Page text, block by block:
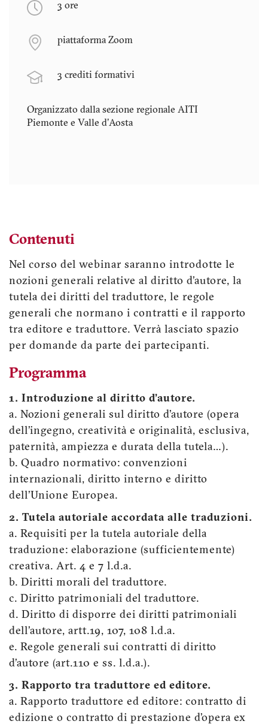
3 ore
piattaforma Zoom
3 crediti formativi
Organizzato dalla sezione regionale AITI
Piemonte e Valle d'Aosta
Contenuti
Nel corso del webinar saranno introdotte le
nozioni generali relative al diritto d’autore, la
tutela dei diritti del traduttore, le regole
generali che normano i contratti e il rapporto
tra editore e traduttore. Verrà lasciato spazio
per domande da parte dei partecipanti.
Programma
1. Introduzione al diritto d’autore.
a. Nozioni generali sul diritto d’autore (opera
dell’ingegno, creatività e originalità, esclusiva,
paternità, ampiezza e durata della tutela…).
b. Quadro normativo: convenzioni
internazionali, diritto interno e diritto
dell’Unione Europea.
2. Tutela autoriale accordata alle traduzioni.
a. Requisiti per la tutela autoriale della
traduzione: elaborazione (sufficientemente)
creativa. Art. 4 e 7 l.d.a.
b. Diritti morali del traduttore.
c. Diritto patrimoniali del traduttore.
d. Diritto di disporre dei diritti patrimoniali
dell’autore, artt.19, 107, 108 l.d.a.
e. Regole generali sui contratti di diritto
d’autore (art.110 e ss. l.d.a.).
3. Rapporto tra traduttore ed editore.
a. Rapporto traduttore ed editore: contratto di
edizione o contratto di prestazione d’opera ex